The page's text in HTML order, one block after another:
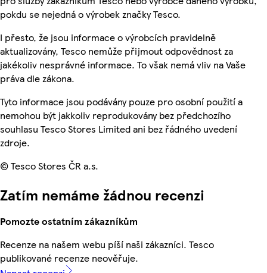
pokdu se nejedná o výrobek značky Tesco.
I přesto, že jsou informace o výrobcích pravidelně
aktualizovány, Tesco nemůže přijmout odpovědnost za
jakékoliv nesprávné informace. To však nemá vliv na Vaše
práva dle zákona.
Tyto informace jsou podávány pouze pro osobní použití a
nemohou být jakkoliv reprodukovány bez předchozího
souhlasu Tesco Stores Limited ani bez řádného uvedení
zdroje.
© Tesco Stores ČR a.s.
Zatím nemáme žádnou recenzi
Pomozte ostatním zákazníkům
Recenze na našem webu píší naši zákazníci. Tesco
publikované recenze neověřuje.